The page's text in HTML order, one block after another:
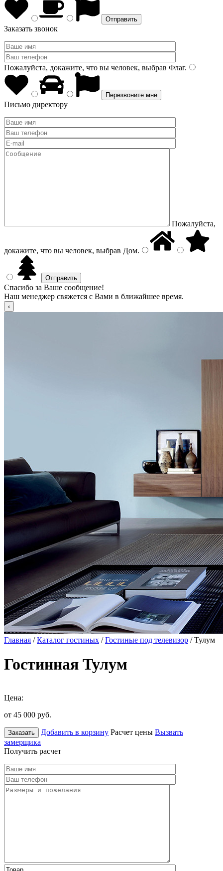
Заказать звонок
Пожалуйста, докажите, что вы человек, выбрав Флаг.
Письмо директору
Пожалуйста,
докажите, что вы человек, выбрав Дом.
Спасибо за Ваше сообщение!
Наш менеджер свяжется с Вами в ближайшее время.
Главная /Каталог гостиных /Гостиные под телевизор / Тулум
Гостинная Тулум
Цена:
от 45 000 руб.
Заказать Добавить в корзину Расчет цены Вызвать
замерщика
Получить расчет